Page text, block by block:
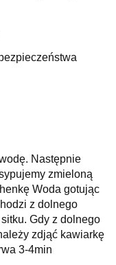
Następnie
zmieloną
Woda gotując
z dolnego
Gdy z dolnego
zdjąć kawiarkę
3-4min